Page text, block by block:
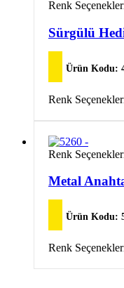
var.
Seçenekler
ürün
sayfasından
seçilebilir
Bu
birden
fazla
varyasyonu
Seçenekler
ürün
sayfasından
seçilebilir
Renk
Sürgülü
Ürün Kodu:
Bu
birden
fazla
varyasyonu
var.
Seçenekler
ürün
sayfasından
seçilebilir
Renk
Bu
birden
Seçenekler
ürün
sayfasından
seçilebilir
Renk
Metal
Ürün Kodu:
Bu
birden
Renk